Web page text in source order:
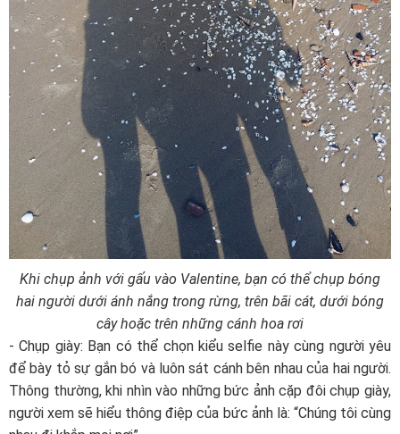
Khi chụp ảnh với gấu vào Valentine, bạn có thể chụp bóng
hai người dưới ánh nắng trong rừng, trên bãi cát, dưới bóng
cây hoặc trên những cánh hoa rơi
- Chụp giày: Bạn có thể chọn kiểu selfie này cùng người yêu
để bày tỏ sự gắn bó và luôn sát cánh bên nhau của hai người.
Thông thường, khi nhìn vào những bức ảnh cặp đôi chụp giày,
người xem sẽ hiểu thông điệp của bức ảnh là: “Chúng tôi cùng